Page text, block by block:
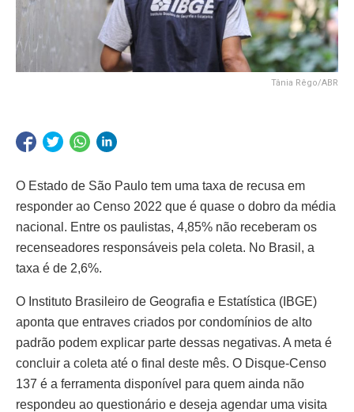
Tânia Rêgo/ABR
O Estado de São Paulo tem uma taxa de recusa em
responder ao Censo 2022 que é quase o dobro da média
nacional. Entre os paulistas, 4,85% não receberam os
recenseadores responsáveis pela coleta. No Brasil, a
taxa é de 2,6%.
O Instituto Brasileiro de Geografia e Estatística (IBGE)
aponta que entraves criados por condomínios de alto
padrão podem explicar parte dessas negativas. A meta é
concluir a coleta até o final deste mês. O Disque-Censo
137 é a ferramenta disponível para quem ainda não
respondeu ao questionário e deseja agendar uma visita